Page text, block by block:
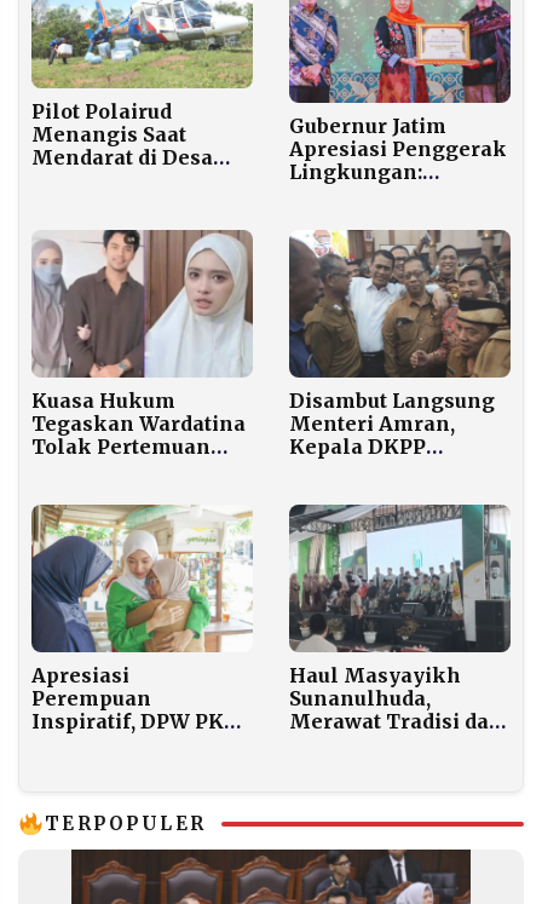
Pilot Polairud
Menangis Saat
Mendarat di Desa
Sepekan Tanpa
Bantuan
Gubernur Jatim
Apresiasi Penggerak
Lingkungan:
Berjalan Beriringan
Kuasa Hukum
Tegaskan Wardatina
Tolak Pertemuan
Hukum
Disambut Langsung
Menteri Amran,
Kepala DKPP
Lokal
Apresiasi
Perempuan
Inspiratif, DPW PKB
Haul Masyayikh
Sunanulhuda,
Merawat Tradisi dan
TERPOPULER